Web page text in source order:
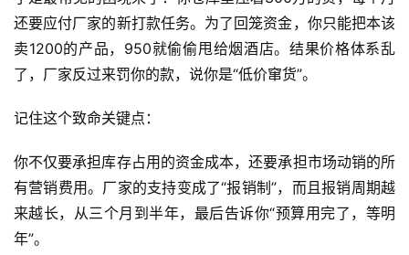
还要应付厂家的新打款任务。为了回笼资金，你只能把本该
卖1200的产品，950就偷偷甩给烟酒店。结果价格体系乱
了，厂家反过来罚你的款，说你是“低价窜货”。
记住这个致命关键点：
你不仅要承担库存占用的资金成本，还要承担市场动销的所
有营销费用。厂家的支持变成了“报销制”，而且报销周期越
来越长，从三个月到半年，最后告诉你“预算用完了，等明
年”。